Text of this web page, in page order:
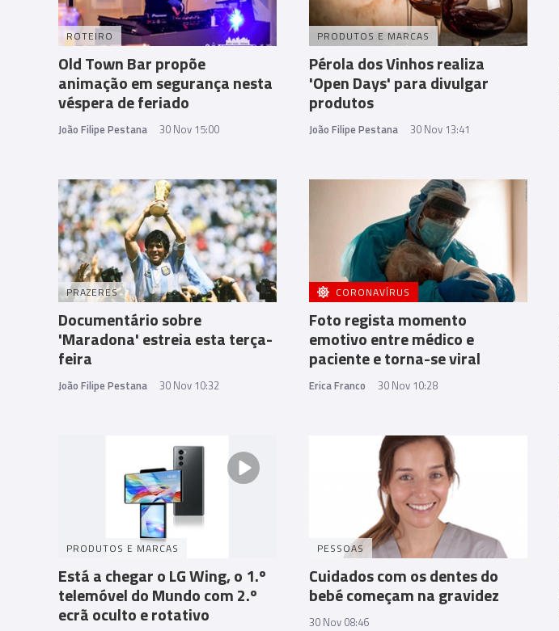
ROTEIRO
Old Town Bar propõe
animação em segurança nesta
véspera de feriado
João Filipe Pestana 30 Nov 15:00
PRODUTOS E MARCAS
Pérola dos Vinhos realiza
'Open Days' para divulgar
produtos
João Filipe Pestana 30 Nov 13:41
PRAZERES
Documentário sobre
'Maradona' estreia esta terça-
feira
João Filipe Pestana 30 Nov 10:32
CORONAVÍRUS
Foto regista momento
emotivo entre médico e
paciente e torna-se viral
Erica Franco 30 Nov 10:28
PRODUTOS E MARCAS
Está a chegar o LG Wing, o 1.º
telemóvel do Mundo com 2.º
ecrã oculto e rotativo
PESSOAS
Cuidados com os dentes do
bebé começam na gravidez
30 Nov 08:46